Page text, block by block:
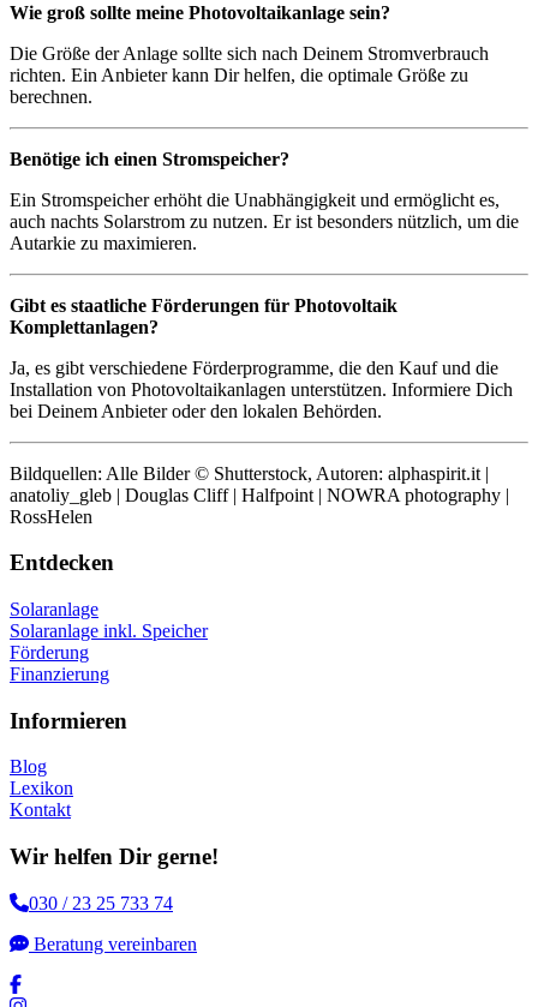
Wie groß sollte meine Photovoltaikanlage sein?
Die Größe der Anlage sollte sich nach Deinem Stromverbrauch
richten. Ein Anbieter kann Dir helfen, die optimale Größe zu
berechnen.
Benötige ich einen Stromspeicher?
Ein Stromspeicher erhöht die Unabhängigkeit und ermöglicht es,
auch nachts Solarstrom zu nutzen. Er ist besonders nützlich, um die
Autarkie zu maximieren.
Gibt es staatliche Förderungen für Photovoltaik
Komplettanlagen?
Ja, es gibt verschiedene Förderprogramme, die den Kauf und die
Installation von Photovoltaikanlagen unterstützen. Informiere Dich
bei Deinem Anbieter oder den lokalen Behörden.
Bildquellen: Alle Bilder © Shutterstock, Autoren: alphaspirit.it |
anatoliy_gleb | Douglas Cliff | Halfpoint | NOWRA photography |
RossHelen
Entdecken
Solaranlage
Solaranlage inkl. Speicher
Förderung
Finanzierung
Informieren
Blog
Lexikon
Kontakt
Wir helfen Dir gerne!
030 / 23 25 733 74
Beratung vereinbaren